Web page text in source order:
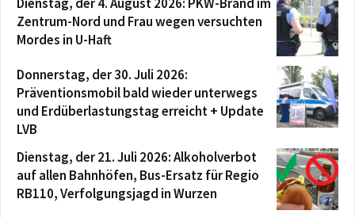
Zentrum-Nord und Frau wegen versuchten
Mordes in U-Haft
Donnerstag, der 30. Juli 2026:
Präventionsmobil bald wieder unterwegs
und Erdüberlastungstag erreicht + Update
LVB
Dienstag, der 21. Juli 2026: Alkoholverbot
auf allen Bahnhöfen, Bus-Ersatz für Regio
RB110, Verfolgungsjagd in Wurzen